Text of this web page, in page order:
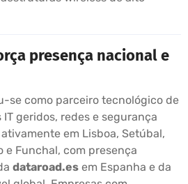
presença nacional e
se como parceiro tecnológico de
geridos, redes e segurança
em Lisboa, Setúbal,
e Funchal, com presença
dataroad.es em Espanha e da